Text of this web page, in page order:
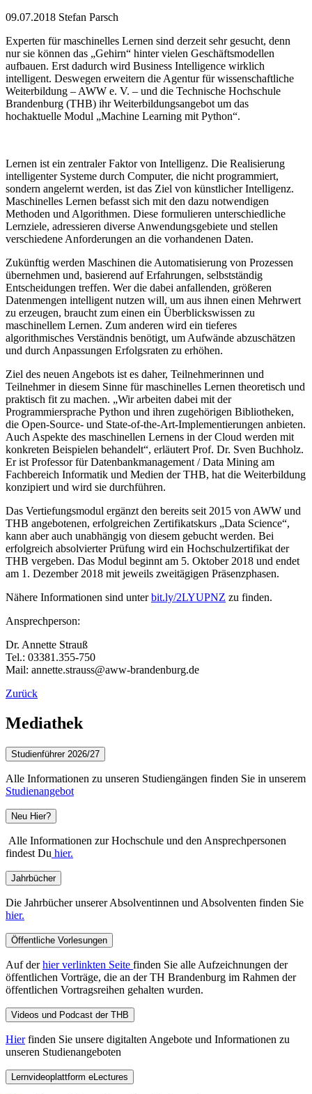
09.07.2018 Stefan Parsch
Experten für maschinelles Lernen sind derzeit sehr gesucht, denn
nur sie können das „Gehirn“ hinter vielen Geschäftsmodellen
aufbauen. Erst dadurch wird Business Intelligence wirklich
intelligent. Deswegen erweitern die Agentur für wissenschaftliche
Weiterbildung – AWW e. V. – und die Technische Hochschule
Brandenburg (THB) ihr Weiterbildungsangebot um das
hochaktuelle Modul „Machine Learning mit Python“.
Lernen ist ein zentraler Faktor von Intelligenz. Die Realisierung
intelligenter Systeme durch Computer, die nicht programmiert,
sondern angelernt werden, ist das Ziel von künstlicher Intelligenz.
Maschinelles Lernen befasst sich mit den dazu notwendigen
Methoden und Algorithmen. Diese formulieren unterschiedliche
Lernziele, adressieren diverse Anwendungsgebiete und stellen
verschiedene Anforderungen an die vorhandenen Daten.
Zukünftig werden Maschinen die Automatisierung von Prozessen
übernehmen und, basierend auf Erfahrungen, selbstständig
Entscheidungen treffen. Wer die dabei anfallenden, größeren
Datenmengen intelligent nutzen will, um aus ihnen einen Mehrwert
zu erzeugen, braucht zum einen ein Überblickswissen zu
maschinellem Lernen. Zum anderen wird ein tieferes
algorithmisches Verständnis benötigt, um Aufwände abzuschätzen
und durch Anpassungen Erfolgsraten zu erhöhen.
Ziel des neuen Angebots ist es daher, Teilnehmerinnen und
Teilnehmer in diesem Sinne für maschinelles Lernen theoretisch und
praktisch fit zu machen. „Wir arbeiten dabei mit der
Programmiersprache Python und ihren zugehörigen Bibliotheken,
die Open-Source- und State-of-the-Art-Implementierungen anbieten.
Auch Aspekte des maschinellen Lernens in der Cloud werden mit
konkreten Beispielen behandelt“, erläutert Prof. Dr. Sven Buchholz.
Er ist Professor für Datenbankmanagement / Data Mining am
Fachbereich Informatik und Medien der THB, hat die Weiterbildung
konzipiert und wird sie durchführen.
Das Vertiefungsmodul ergänzt den bereits seit 2015 von AWW und
THB angebotenen, erfolgreichen Zertifikatskurs „Data Science“,
kann aber auch unabhängig von diesem gebucht werden. Bei
erfolgreich absolvierter Prüfung wird ein Hochschulzertifikat der
THB vergeben. Das Modul beginnt am 5. Oktober 2018 und endet
am 1. Dezember 2018 mit jeweils zweitägigen Präsenzphasen.
Nähere Informationen sind unterbit.ly/2LYUPNZ zu finden.
Ansprechperson:
Dr. Annette Strauß
Tel.: 03381.355-750
Mail: annette.strauss@aww-brandenburg.de
Zurück
Mediathek
Studienführer 2026/27
Alle Informationen zu unseren Studiengängen finden Sie in unserem
Studienangebot
Neu Hier?
Alle Informationen zur Hochschule und den Ansprechpersonen
findest Du hier.
Jahrbücher
Die Jahrbücher unserer Absolventinnen und Absolventen finden Sie
hier.
Öffentliche Vorlesungen
Auf derhier verlinkten Seite finden Sie alle Aufzeichnungen der
öffentlichen Vorträge, die an der TH Brandenburg im Rahmen der
öffentlichen Vortragsreihen gehalten wurden.
Videos und Podcast der THB
Hierfinden Sie unsere digitalten Angebote und Informationen zu
unseren Studienangeboten
Lernvideoplattform eLectures